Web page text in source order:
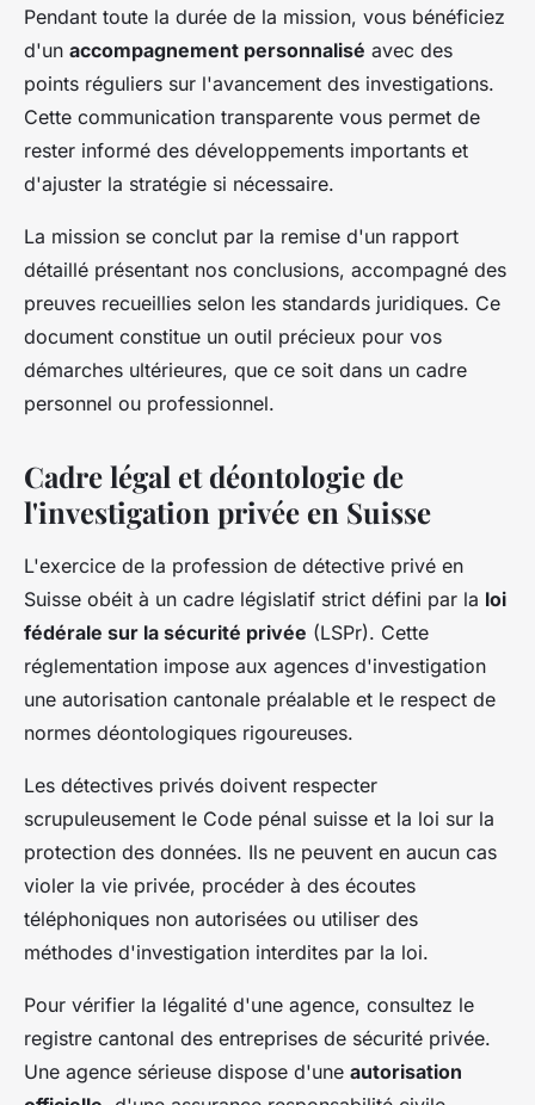
Pendant toute la durée de la mission, vous bénéficiez
d'un accompagnement personnalisé avec des
points réguliers sur l'avancement des investigations.
Cette communication transparente vous permet de
rester informé des développements importants et
d'ajuster la stratégie si nécessaire.
La mission se conclut par la remise d'un rapport
détaillé présentant nos conclusions, accompagné des
preuves recueillies selon les standards juridiques. Ce
document constitue un outil précieux pour vos
démarches ultérieures, que ce soit dans un cadre
personnel ou professionnel.
Cadre légal et déontologie de
l'investigation privée en Suisse
L'exercice de la profession de détective privé en
Suisse obéit à un cadre législatif strict défini par la loi
fédérale sur la sécurité privée (LSPr). Cette
réglementation impose aux agences d'investigation
une autorisation cantonale préalable et le respect de
normes déontologiques rigoureuses.
Les détectives privés doivent respecter
scrupuleusement le Code pénal suisse et la loi sur la
protection des données. Ils ne peuvent en aucun cas
violer la vie privée, procéder à des écoutes
téléphoniques non autorisées ou utiliser des
méthodes d'investigation interdites par la loi.
Pour vérifier la légalité d'une agence, consultez le
registre cantonal des entreprises de sécurité privée.
Une agence sérieuse dispose d'une autorisation